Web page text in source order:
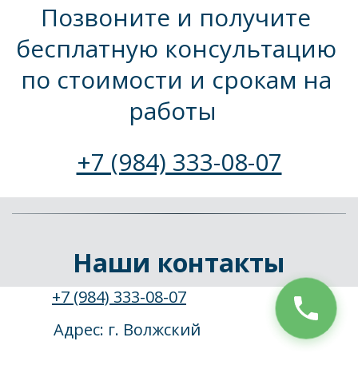
Позвоните и получите
бесплатную консультацию
по стоимости и срокам на
работы
+7 (984) 333-08-07
Наши контакты
+7 (984) 333-08-07
Адрес: г. Волжский